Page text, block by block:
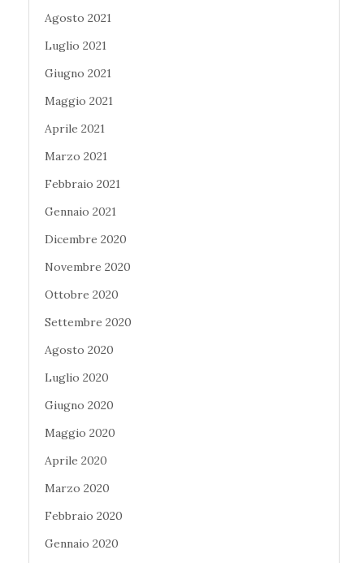
Agosto 2021
Luglio 2021
Giugno 2021
Maggio 2021
Aprile 2021
Marzo 2021
Febbraio 2021
Gennaio 2021
Dicembre 2020
Novembre 2020
Ottobre 2020
Settembre 2020
Agosto 2020
Luglio 2020
Giugno 2020
Maggio 2020
Aprile 2020
Marzo 2020
Febbraio 2020
Gennaio 2020